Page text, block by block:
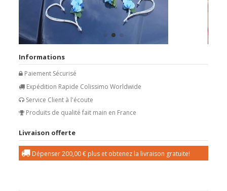
Informations
Paiement Sécurisé
Expédition Rapide Colissimo Worldwide
Service Client à l'écoute
Produits de qualité fait main en France
Livraison offerte
Dépenser200,00 € plus et obtenez la livraison gratuite!